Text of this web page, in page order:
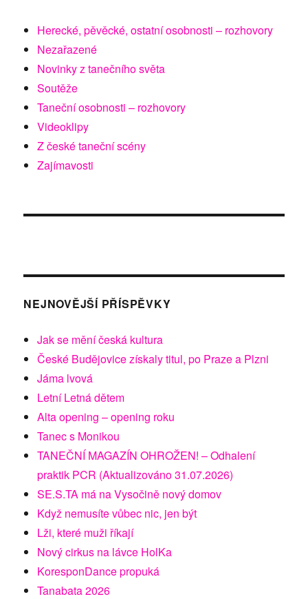
Herecké, pěvěcké, ostatní osobnosti – rozhovory
Nezařazené
Novinky z tanečního světa
Soutěže
Taneční osobnosti – rozhovory
Videoklipy
Z české taneční scény
Zajímavosti
NEJNOVĚJŠÍ PŘÍSPĚVKY
Jak se mění česká kultura
České Budějovice získaly titul, po Praze a Plzni
Jáma lvová
Letní Letná dětem
Alta opening – opening roku
Tanec s Monikou
TANEČNÍ MAGAZÍN OHROŽEN! – Odhalení
praktik PCR (Aktualizováno 31.07.2026)
SE.S.TA má na Vysočině nový domov
Když nemusíte vůbec nic, jen být
Lži, které muži říkají
Nový cirkus na lávce HolKa
KoresponDance propuká
Tanabata 2026